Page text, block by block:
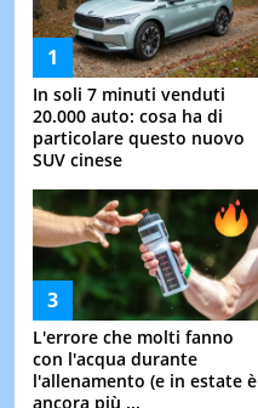
In soli 7 minuti venduti
20.000 auto: cosa ha di
particolare questo nuovo
SUV cinese
L'errore che molti fanno
con l'acqua durante
l'allenamento (e in estate è
ancora più ...